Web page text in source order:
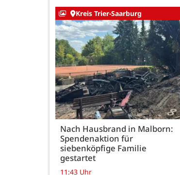
Kreis Trier-Saarburg
Nach Hausbrand in Malborn:
Spendenaktion für
siebenköpfige Familie
gestartet
11:43 Uhr